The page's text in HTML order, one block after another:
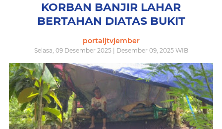
KORBAN BANJIR LAHAR
BERTAHAN DIATAS BUKIT
portaljtvjember
Selasa, 09 Desember 2025 | Desember 09, 2025 WIB